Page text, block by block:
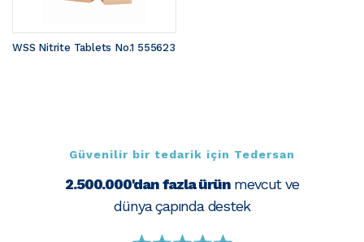
WSS Nitrite Tablets No.1 555623
Güvenilir bir tedarik için Tedersan
2.500.000'dan fazla ürünmevcut ve
dünya çapında destek